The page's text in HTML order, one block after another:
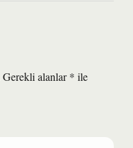
Gerekli alanlar* ile